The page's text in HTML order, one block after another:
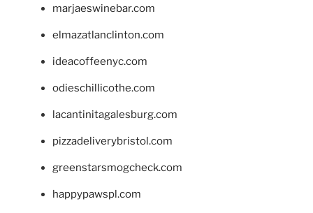
marjaeswinebar.com
elmazatlanclinton.com
ideacoffeenyc.com
odieschillicothe.com
lacantinitagalesburg.com
pizzadeliverybristol.com
greenstarsmogcheck.com
happypawspl.com